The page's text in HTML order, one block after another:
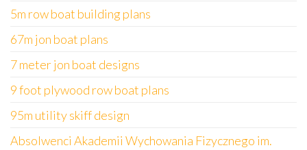
5m row boat building plans
67m jon boat plans
7 meter jon boat designs
9 foot plywood row boat plans
95m utility skiff design
Absolwenci Akademii Wychowania Fizycznego im.